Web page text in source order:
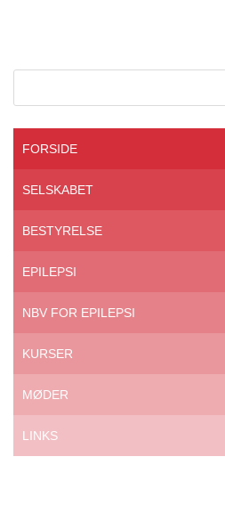
FORSIDE
SELSKABET
BESTYRELSE
EPILEPSI
NBV FOR EPILEPSI
KURSER
MØDER
LINKS